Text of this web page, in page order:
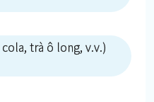
trà ô long, v.v.)